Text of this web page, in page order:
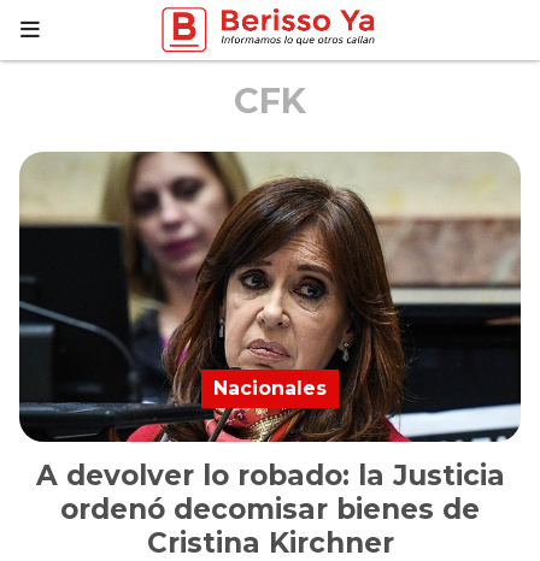
CFK
A devolver lo robado: la Justicia
ordenó decomisar bienes de
Cristina Kirchner
Nacionales